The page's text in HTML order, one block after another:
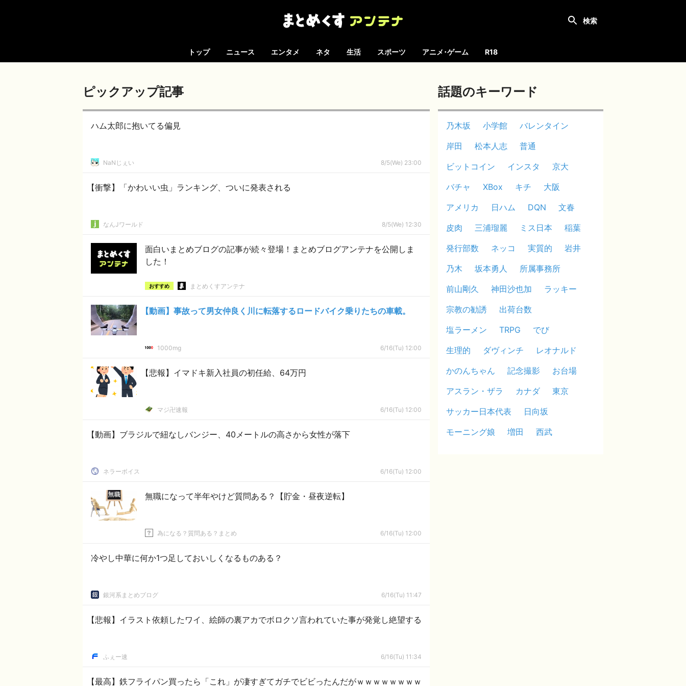
トップ ニュース エンタメ ネタ 生活 スポーツ アニメ･ゲーム R18
ピックアップ記事
ハム太郎に抱いてる偏見
NaNじぇい 8/5(We) 23:00
【衝撃】「かわいい虫」ランキング、ついに発表される
なんJワールド 8/5(We) 12:30
面白いまとめブログの記事が続々登場！まとめブログアンテナを公開しま
した！
おすすめ まとめくすアンテナ
【動画】事故って男女仲良く川に転落するロードバイク乗りたちの車載。
1000mg 6/16(Tu) 12:00
【悲報】イマドキ新入社員の初任給、64万円
マジ卍速報 6/16(Tu) 12:00
【動画】ブラジルで紐なしバンジー、40メートルの高さから女性が落下
ネラーボイス 6/16(Tu) 12:00
無職になって半年やけど質問ある？【貯金・昼夜逆転】
為になる？質問ある？まとめ 6/16(Tu) 12:00
冷やし中華に何か1つ足しておいしくなるものある？
銀河系まとめブログ 6/16(Tu) 11:47
【悲報】イラスト依頼したワイ、絵師の裏アカでボロクソ言われていた事が発覚し絶望する
ふぇー速 6/16(Tu) 11:34
【最高】鉄フライパン買ったら「これ」が凄すぎてガチでビビったんだがｗｗｗｗｗｗｗｗ
話題のキーワード
乃木坂 小学館
バレンタイン
岸田
松本人志
普通
ビットコイン
インスタ
京大
バチャ
XBox キチ
大阪
アメリカ
日ハム DQN
文春
皮肉
三浦瑠麗 ミス日本
稲葉
発行部数
ネッコ 実質的
岩井
乃木
坂本勇人
所属事務所
前山剛久
神田沙也加
ラッキー
宗教の勧誘
出荷台数
塩ラーメン
TRPG
でび
生理的
ダヴィンチ
レオナルド
かのんちゃん
記念撮影
お台場
アスラン・ザラ
カナダ
東京
サッカー日本代表
日向坂
モーニング娘
増田 西武